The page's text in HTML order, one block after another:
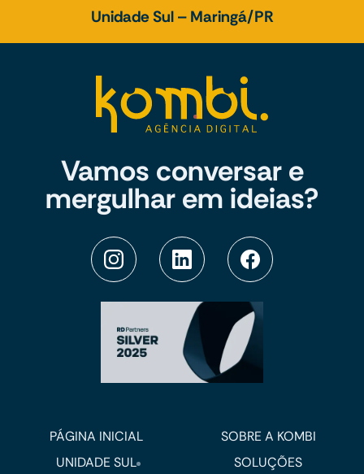
Unidade Sul – Maringá/PR
Vamos conversar e
mergulhar em ideias?
PÁGINA INICIAL
SOBRE A KOMBI
UNIDADE SUL
SOLUÇÕES